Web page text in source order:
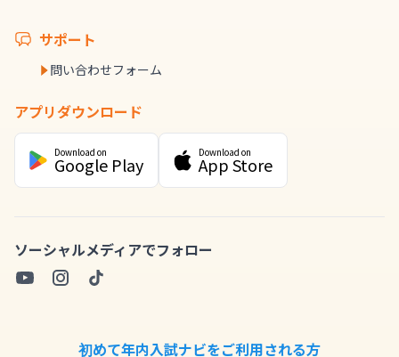
サポート
問い合わせフォーム
アプリダウンロード
Download on
Google Play
Download on
App Store
ソーシャルメディアでフォロー
初めて年内入試ナビをご利用される方